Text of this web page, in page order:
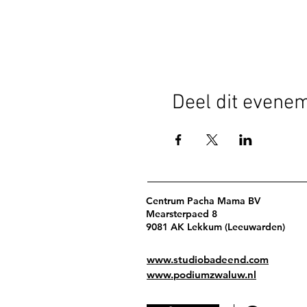
Deel dit
Centrum Pacha Mama BV
Mearsterpaed 8
9081 AK Lekkum (Leeuwarden)
www.studiobadeend.com
www.podiumzwaluw.nl